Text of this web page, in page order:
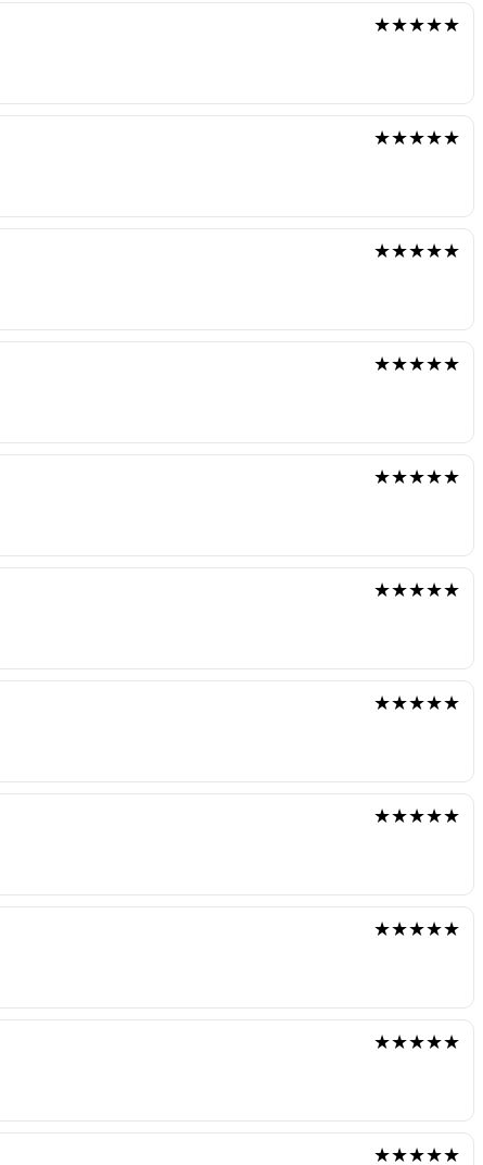
★★★★★
★★★★★
★★★★★
★★★★★
★★★★★
★★★★★
★★★★★
★★★★★
★★★★★
★★★★★
★★★★★